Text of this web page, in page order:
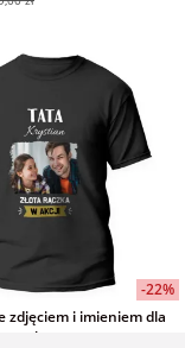
-22%
zdjęciem i imieniem dla